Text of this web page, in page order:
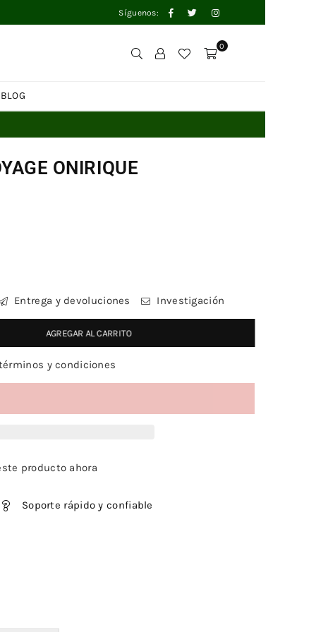
Síguenos: Facebook
TwitterInstagram
0
BLOG
ONIRIQUE
Entrega y devoluciones Investigación
AGREGAR AL CARRITO
y condiciones
producto ahora
Soporte rápido y confiable